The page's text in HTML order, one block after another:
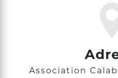
Association Calabash, 12 rue Louis